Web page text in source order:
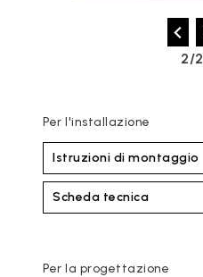
2/2
Per l'installazione
Istruzioni di montaggio
Scheda tecnica
Per la progettazione